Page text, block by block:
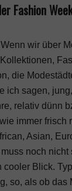
Fashion
wir über
die
ich sagen,
relativ dünn
immer frisch
Asian,
muss noch
cooler Blick.
so, als ob das